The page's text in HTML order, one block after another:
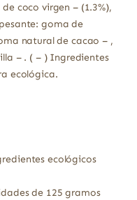
coco virgen – (1.3%),
goma de
natural de cacao – ,
– . ( – ) Ingredientes
ecológica.
ecológicos
de 125 gramos